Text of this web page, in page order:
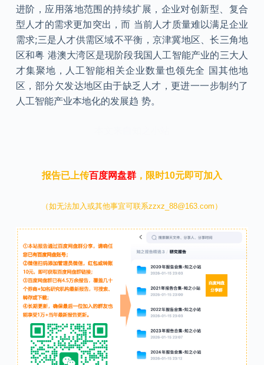
进阶，应用落地范围的持续扩展，企业对创新型、复合
型人才的需求更加突出，而 当前人才质量难以满足企业
需求;三是人才供需区域不平衡，京津冀地区、长三角地
区和粤 港澳大湾区是现阶段我国人工智能产业的三大人
才集聚地，人工智能相关企业数量也领先全 国其他地
区，部分欠发达地区由于缺乏人才，更进一一步制约了
人工智能产业本地化的发展趋 势。
报告已上传百度网盘群，限时10元即可加入
（如无法加入或其他事宜可联系zzxz_88@163.com）